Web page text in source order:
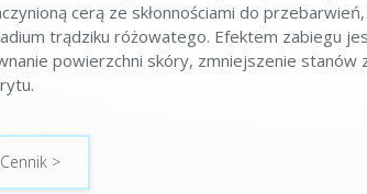
cerą ze skłonnościami do
trądziku różowatego. Efektem zabiegu
powierzchni skóry, zmniejszenie stanów
Cennik >